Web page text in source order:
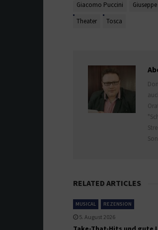
Giacomo Puccini
Theater
Tosca
RELATED ARTICLES
MUSICAL REZENSION
5. August 2026